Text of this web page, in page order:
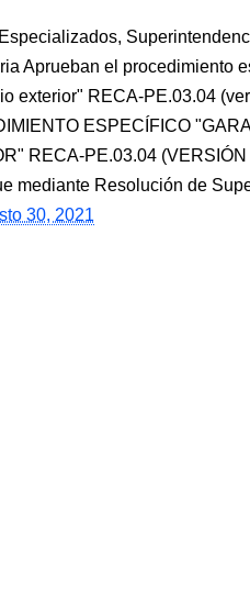
Aprueban el procedimiento
exterior" RECA-PE.03.04
ESPECÍFICO
RECA-PE.03.04
mediante Resolución de
30, 2021